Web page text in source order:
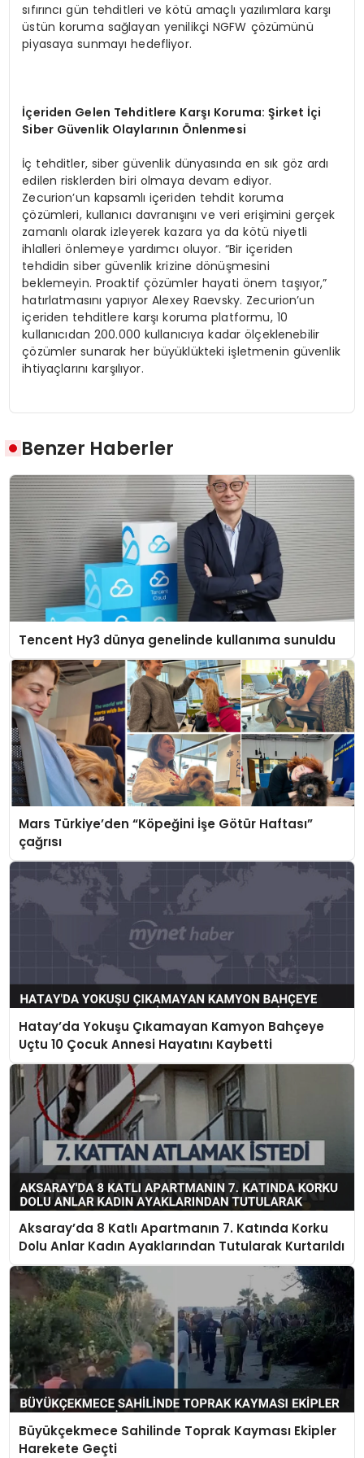
sıfırıncı gün tehditleri ve kötü amaçlı yazılımlara karşı
üstün koruma sağlayan yenilikçi NGFW çözümünü
piyasaya sunmayı hedefliyor.
İçeriden Gelen Tehditlere Karşı Koruma: Şirket İçi
Siber Güvenlik Olaylarının Önlenmesi
İç tehditler, siber güvenlik dünyasında en sık göz ardı
edilen risklerden biri olmaya devam ediyor.
Zecurion’un kapsamlı içeriden tehdit koruma
çözümleri, kullanıcı davranışını ve veri erişimini gerçek
zamanlı olarak izleyerek kazara ya da kötü niyetli
ihlalleri önlemeye yardımcı oluyor. “Bir içeriden
tehdidin siber güvenlik krizine dönüşmesini
beklemeyin. Proaktif çözümler hayati önem taşıyor,”
hatırlatmasını yapıyor Alexey Raevsky. Zecurion’un
içeriden tehditlere karşı koruma platformu, 10
kullanıcıdan 200.000 kullanıcıya kadar ölçeklenebilir
çözümler sunarak her büyüklükteki işletmenin güvenlik
ihtiyaçlarını karşılıyor.
Benzer Haberler
Tencent Hy3 dünya genelinde kullanıma sunuldu
Mars Türkiye’den “Köpeğini İşe Götür Haftası”
çağrısı
Hatay’da Yokuşu Çıkamayan Kamyon Bahçeye
Uçtu 10 Çocuk Annesi Hayatını Kaybetti
Aksaray’da 8 Katlı Apartmanın 7. Katında Korku
Dolu Anlar Kadın Ayaklarından Tutularak Kurtarıldı
Büyükçekmece Sahilinde Toprak Kayması Ekipler
Harekete Geçti